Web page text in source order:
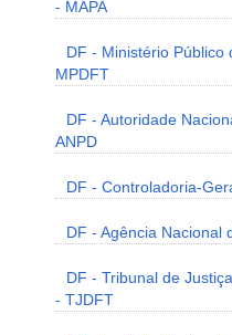
- MAPA
DF - Ministério Público
MPDFT
DF - Autoridade
ANPD
DF - Controladoria-
DF - Agência Nacional
DF - Tribunal de
- TJDFT